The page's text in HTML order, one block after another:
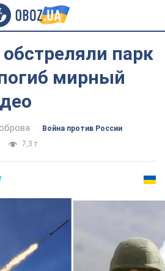
парк
мирный
Война против России
7,3 т.